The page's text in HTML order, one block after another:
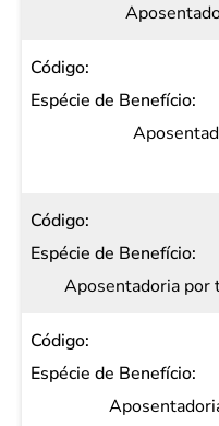
Aposentadoria por